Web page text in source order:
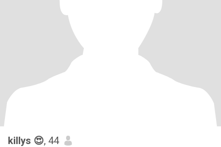
killys 😍, 44